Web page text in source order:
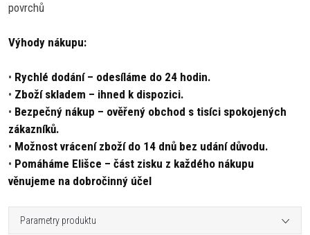
povrchů
Výhody nákupu:
• Rychlé dodání – odesíláme do 24 hodin.
• Zboží skladem – ihned k dispozici.
• Bezpečný nákup – ověřený obchod s tisíci spokojených
zákazníků.
• Možnost vrácení zboží do 14 dnů bez udání důvodu.
• Pomáháme Elišce – část zisku z každého nákupu
věnujeme na dobročinný účel
Parametry produktu